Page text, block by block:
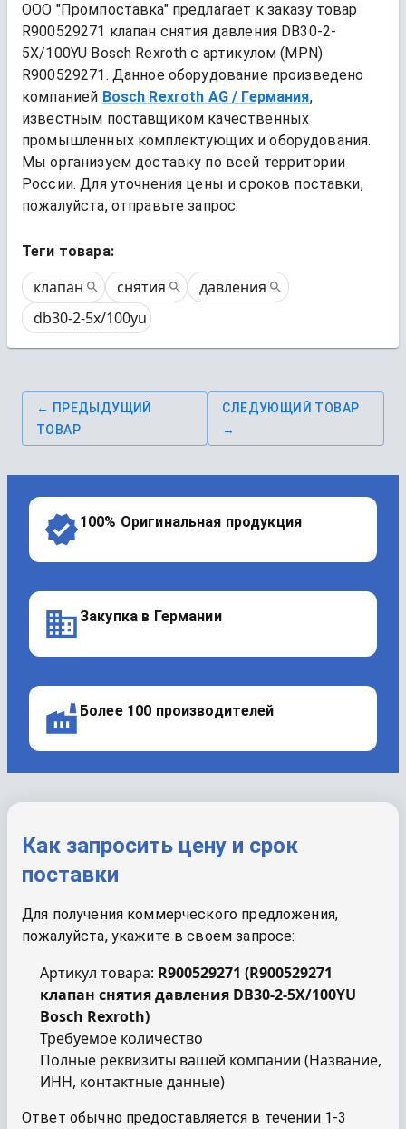
ООО "Промпоставка" предлагает к заказу товар
R900529271 клапан снятия давления DB30-2-
5X/100YU Bosch Rexroth
R900529271. Данное оборудование произведено
компанией Bosch Rexroth AG / Германия,
известным поставщиком качественных
промышленных комплектующих и оборудования.
Мы организуем доставку по всей территории
России. Для уточнения цены и сроков поставки,
пожалуйста, отправьте запрос.
Теги товара:
клапан снятия
давления
db30-2-5x/100yu
← ПРЕДЫДУЩИЙ
ТОВАР
СЛЕДУЮЩИЙ ТОВАР
→
100% Оригинальная продукция
Закупка в Германии
Более 100 производителей
Как запросить цену и срок
поставки
Для получения коммерческого предложения,
пожалуйста, укажите в своем запросе:
Артикул товара: R900529271 (R900529271
клапан снятия давления DB30-2-5X/100YU
Bosch Rexroth)
Требуемое количество
Полные реквизиты вашей компании (Название,
ИНН, контактные данные)
Ответ обычно предоставляется в течении 1-3